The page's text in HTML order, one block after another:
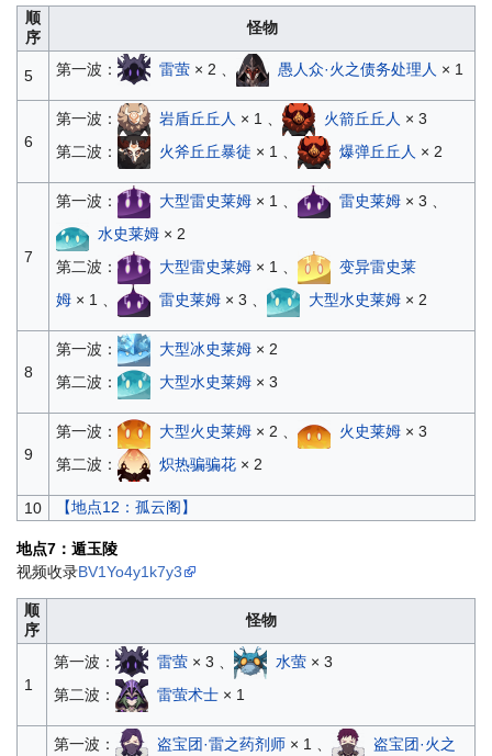
顺
序
怪物
5 第一波： 雷萤× 2 、 愚人众·火之债务处理人 × 1
6
第一波： 岩盾丘丘人 × 1 、 火箭丘丘人 × 3
第二波：
火斧丘丘暴徒 × 1 、 爆弹丘丘人 × 2
7
第一波： 大型雷史莱姆× 1 、 雷史莱姆× 3 、
水史莱姆× 2
第二波：
大型雷史莱姆× 1 、
变异雷史莱
姆× 1 、 雷史莱姆× 3 、 大型水史莱姆× 2
8
第一波： 大型冰史莱姆× 2
第二波：
大型水史莱姆× 3
9
第一波： 大型火史莱姆× 2 、 火史莱姆× 3
第二波：
炽热骗骗花× 2
10 【地点12：孤云阁】
地点7：遁玉陵
视频收录BV1Yo4y1k7y3
顺
序
怪物
1
第一波： 雷萤× 3 、 水萤× 3
第二波：
雷萤术士× 1
第一波： 盗宝团·雷之药剂师× 1 、
盗宝团·火之